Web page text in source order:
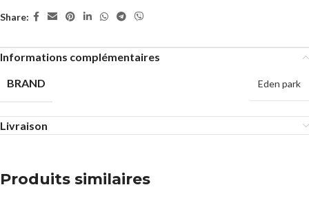
Share:
Informations complémentaires
BRAND
Eden park
Livraison
Produits similaires